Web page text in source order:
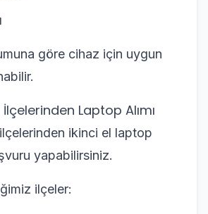
göre cihaz için uygun
Laptop Alımı
ikinci el laptop
yapabilirsiniz.
ilçeler: